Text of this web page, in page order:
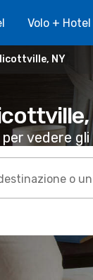
Volo + Hotel
NY
vedere
o